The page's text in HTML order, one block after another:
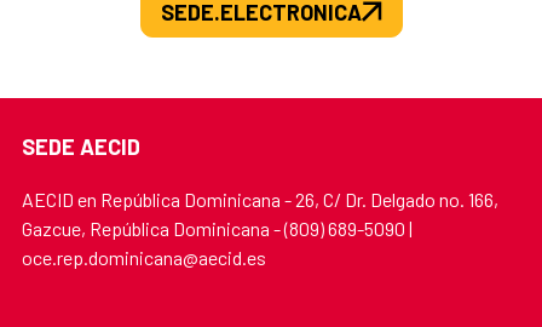
SEDE.ELECTRONICA
SEDE AECID
AECID en República Dominicana - 26, C/ Dr. Delgado no. 166,
Gazcue, República Dominicana - (809) 689-5090 |
oce.rep.dominicana@aecid.es